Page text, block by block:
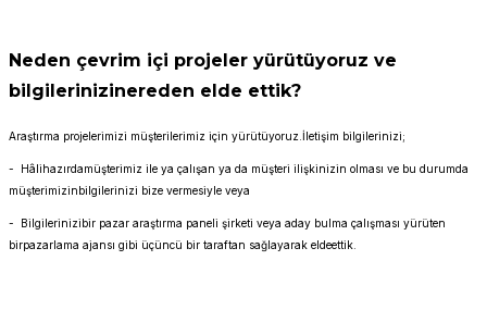
Neden çevrim içi projeler yürütüyoruz ve
bilgilerinizinereden elde ettik?
Araştırma projelerimizi müşterilerimiz için yürütüyoruz.İletişim bilgilerinizi;
- Hâlihazırdamüşterimiz ile ya çalışan ya da müşteri ilişkinizin olması ve bu durumda
müşterimizinbilgilerinizi bize vermesiyle veya
- Bilgilerinizibir pazar araştırma paneli şirketi veya aday bulma çalışması yürüten
birpazarlama ajansı gibi üçüncü bir taraftan sağlayarak eldeettik.